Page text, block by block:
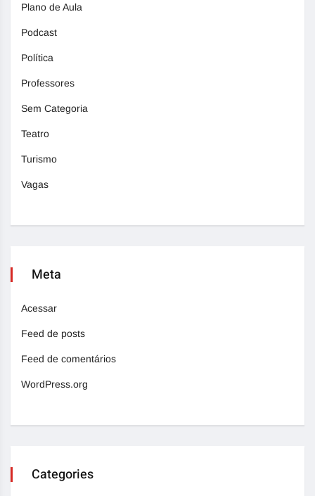
Plano de Aula
Podcast
Política
Professores
Sem Categoria
Teatro
Turismo
Vagas
Meta
Acessar
Feed de posts
Feed de comentários
WordPress.org
Categories